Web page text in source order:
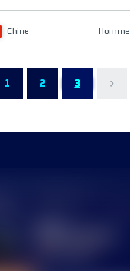
Chine Homme
1 2 3